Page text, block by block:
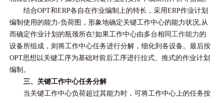
结合OPT和ERP各自在作业编制上的特长，采用ERP作业计划
编制使用的能力-负荷图，形象地确定关键工作中心的能力状况,从
而确定作业计划的瓶颈所在!如果工作中心由多台相同 工作能力 的
设备所组成，则将工作中心任务进行分解，细化到各设备。最后按
OPT思想以关键工序为基础对前后工序进行拉式、推式的作业计划
编制。
三、关键工作中心任务分解
当关键工作中心负荷超过其能力时，可将工作中心上的任务按